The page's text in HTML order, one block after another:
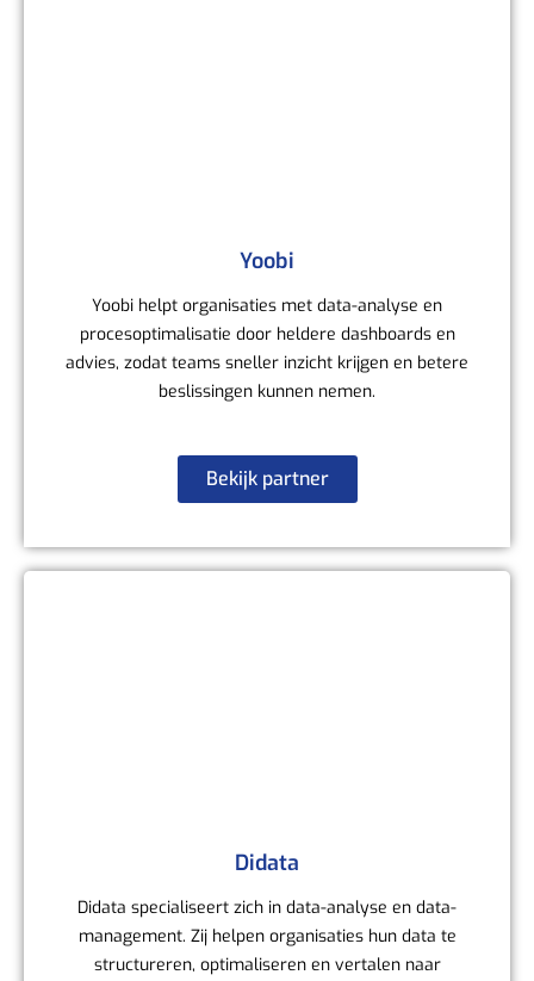
Yoobi
Yoobi helpt organisaties met data-analyse en
procesoptimalisatie door heldere dashboards en
advies, zodat teams sneller inzicht krijgen en betere
beslissingen kunnen nemen.
Bekijk partner
Didata
Didata specialiseert zich in data-analyse en data-
management. Zij helpen organisaties hun data te
structureren, optimaliseren en vertalen naar